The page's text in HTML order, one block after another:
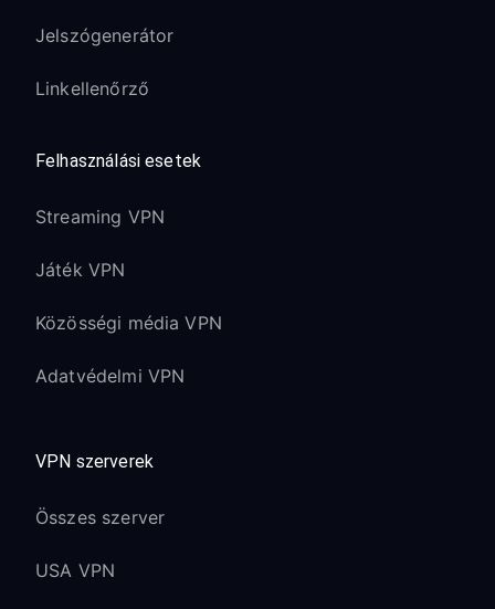
Jelszógenerátor
Linkellenőrző
Felhasználási esetek
Streaming VPN
Játék VPN
Közösségi média VPN
Adatvédelmi VPN
VPN szerverek
Összes szerver
USA VPN